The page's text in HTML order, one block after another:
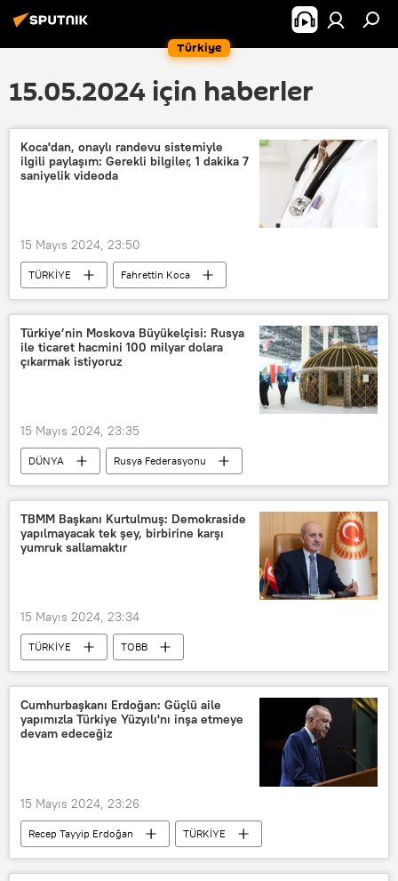
Türkiye
15.05.2024 için haberler
Koca'dan, onaylı randevu sistemiyle
ilgili paylaşım: Gerekli bilgiler, 1 dakika 7
saniyelik videoda
15 Mayıs 2024, 23:50
TÜRKİYE
Fahrettin Koca
Merkezi Hekim Randevu Sistemi (MHRS)
randevu
Türkiye’nin Moskova Büyükelçisi: Rusya
ile ticaret hacmini 100 milyar dolara
çıkarmak istiyoruz
15 Mayıs 2024, 23:35
DÜNYA
Rusya Federasyonu
Rusya Federasyonu Türkiye Büyükelçiliği
Tanju Bilgiç
Tataristan
Rüstem Minnihanov
Kazan
TBMM Başkanı Kurtulmuş: Demokraside
yapılmayacak tek şey, birbirine karşı
yumruk sallamaktır
15 Mayıs 2024, 23:34
TÜRKİYE
TOBB
Türkiye Odalar ve Borsalar Birliği (TOBB)
Numan Kurtulmuş
TBMM
Anayasa
Cumhurbaşkanı Erdoğan: Güçlü aile
yapımızla Türkiye Yüzyılı'nı inşa etmeye
devam edeceğiz
15 Mayıs 2024, 23:26
Recep Tayyip Erdoğan
TÜRKİYE
Aile
Türkiye Yüzyılı